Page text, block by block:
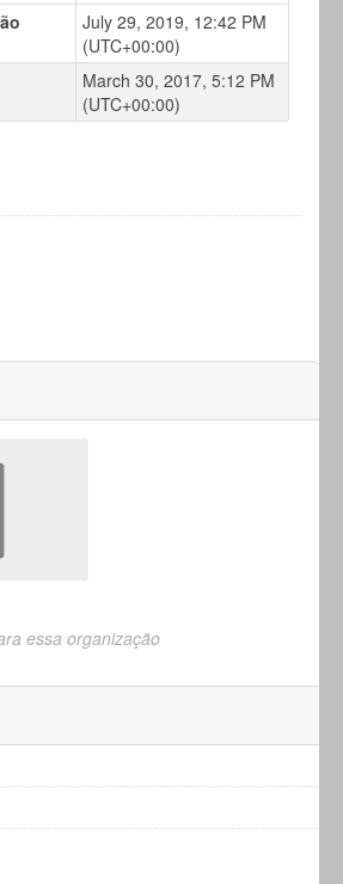
July 29, 2019, 12:42 PM
(UTC+00:00)
March 30, 2017, 5:12 PM
(UTC+00:00)
essa organização